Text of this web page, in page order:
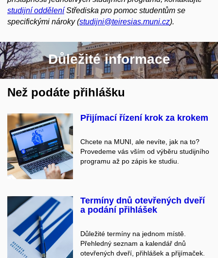
studijní odděleníStřediska pro pomoc studentům se
specifickými nároky (studijni@teiresias.muni.cz).
Důležité informace
Než podáte přihlášku
Přijímací řízení krok za krokem
Chcete na MUNI, ale nevíte, jak na to?
Provedeme vás vším od výběru studijního
programu až po zápis ke studiu.
Termíny dnů otevřených dveří
a podání přihlášek
Důležité termíny na jednom místě.
Přehledný seznam a kalendář dnů
otevřených dveří, přihlášek a přijímaček.